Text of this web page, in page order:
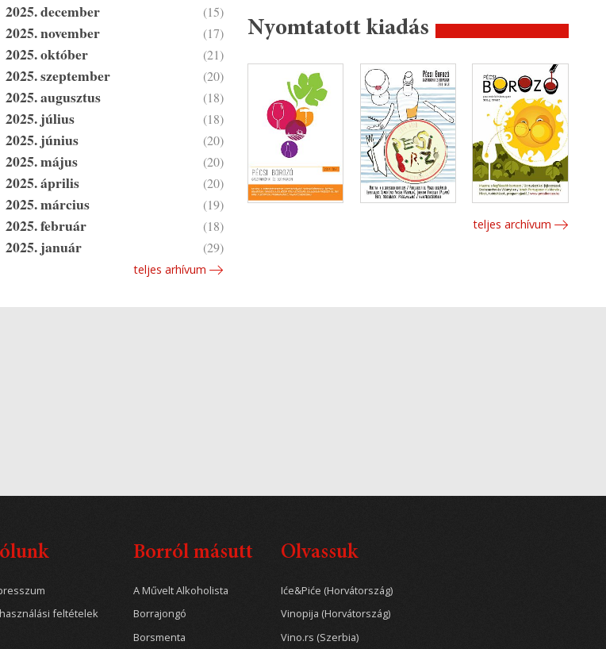
2025. december (15)
2025. november (17)
2025. október (21)
2025. szeptember (20)
2025. augusztus (18)
2025. július (18)
2025. június (20)
2025. május (20)
2025. április (20)
2025. március (19)
2025. február (18)
2025. január (29)
teljes arhívum
Nyomtatott kiadás
teljes archívum
feltételek
Borról másutt
A Művelt Alkoholista
Borrajongó
Borsmenta
Olvassuk
Iće&Piće (Horvátország)
Vinopija (Horvátország)
Vino.rs (Szerbia)